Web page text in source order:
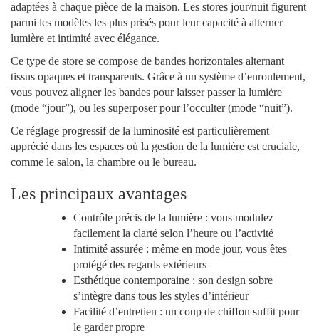
adaptées à chaque pièce de la maison. Les stores jour/nuit figurent
parmi les modèles les plus prisés pour leur capacité à alterner
lumière et intimité avec élégance.
Ce type de store se compose de bandes horizontales alternant
tissus opaques et transparents. Grâce à un système d’enroulement,
vous pouvez aligner les bandes pour laisser passer la lumière
(mode “jour”), ou les superposer pour l’occulter (mode “nuit”).
Ce réglage progressif de la luminosité est particulièrement
apprécié dans les espaces où la gestion de la lumière est cruciale,
comme le salon, la chambre ou le bureau.
Les principaux avantages
Contrôle précis de la lumière : vous modulez
facilement la clarté selon l’heure ou l’activité
Intimité assurée : même en mode jour, vous êtes
protégé des regards extérieurs
Esthétique contemporaine : son design sobre
s’intègre dans tous les styles d’intérieur
Facilité d’entretien : un coup de chiffon suffit pour
le garder propre